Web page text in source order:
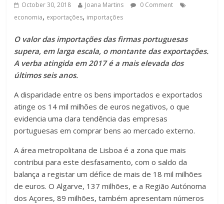
October 30, 2018 Joana Martins
0 Comment
economia, exportações, importações
O valor das importações das firmas portuguesas
supera, em larga escala, o montante das exportações.
A verba atingida em 2017 é a mais elevada dos
últimos seis anos.
A disparidade entre os bens importados e exportados
atinge os 14 mil milhões de euros negativos, o que
evidencia uma clara tendência das empresas
portuguesas em comprar bens ao mercado externo.
A área metropolitana de Lisboa é a zona que mais
contribui para este desfasamento, com o saldo da
balança a registar um défice de mais de 18 mil milhões
de euros. O Algarve, 137 milhões, e a Região Autónoma
dos Açores, 89 milhões, também apresentam números